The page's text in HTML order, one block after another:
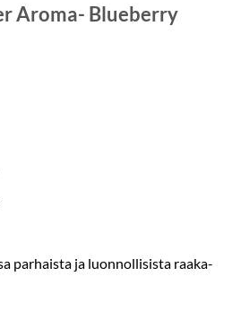
Aroma- Blueberry
parhaista ja luonnollisista raaka-